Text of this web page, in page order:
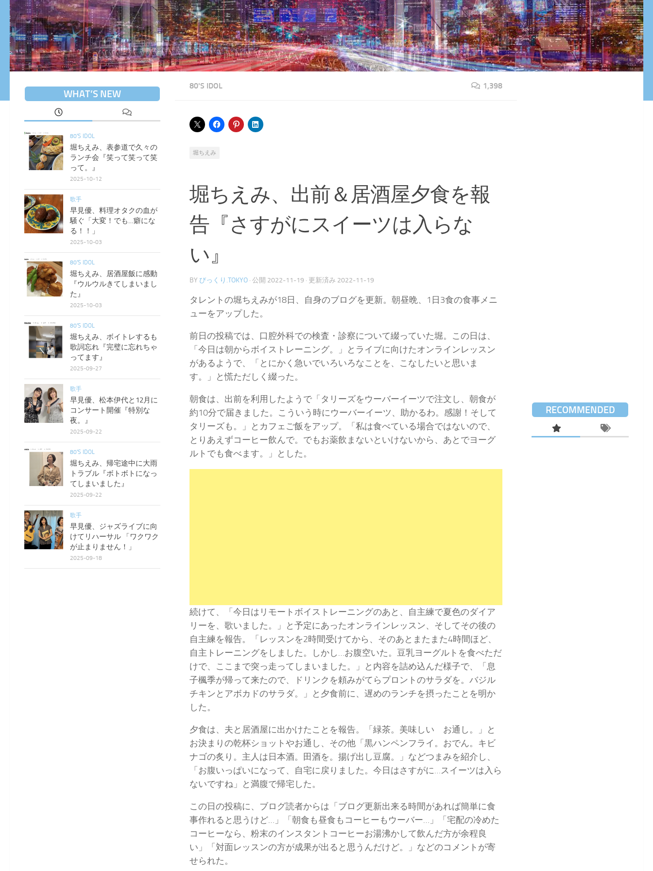
80'S IDOL 1,398
堀ちえみ
堀ちえみ、出前＆居酒屋夕食を報
告『さすがにスイーツは入らな
い』
BY びっくり.TOKYO · 公開 2022-11-19 · 更新済み 2022-11-19
タレントの堀ちえみが18日、自身のブログを更新。朝昼晩、1日3食の食事メニ
ューをアップした。
前日の投稿では、口腔外科での検査・診察について綴っていた堀。この日は、
「今日は朝からボイストレーニング。」とライブに向けたオンラインレッスン
があるようで、「とにかく急いでいろいろなことを、こなしたいと思いま
す。」と慌ただしく綴った。
朝食は、出前を利用したようで「タリーズをウーバーイーツで注文し、朝食が
約10分で届きました。こういう時にウーバーイーツ、助かるわ。感謝！そして
タリーズも。」とカフェご飯をアップ。「私は食べている場合ではないので、
とりあえずコーヒー飲んで。でもお薬飲まないといけないから、あとでヨーグ
ルトでも食べます。」とした。
続けて、「今日はリモートボイストレーニングのあと、自主練で夏色のダイア
リーを、歌いました。」と予定にあったオンラインレッスン、そしてその後の
自主練を報告。「レッスンを2時間受けてから、そのあとまたまた4時間ほど、
自主トレーニングをしました。しかし…お腹空いた。豆乳ヨーグルトを食べただ
けで、ここまで突っ走ってしまいました。」と内容を詰め込んだ様子で、「息
子楓季が帰って来たので、ドリンクを頼みがてらプロントのサラダを。バジル
チキンとアボカドのサラダ。」と夕食前に、遅めのランチを摂ったことを明か
した。
夕食は、夫と居酒屋に出かけたことを報告。「緑茶。美味しい お通し。」と
お決まりの乾杯ショットやお通し、その他「黒ハンペンフライ。おでん。キビ
ナゴの炙り。主人は日本酒。田酒を。揚げ出し豆腐。」などつまみを紹介し、
「お腹いっぱいになって、自宅に戻りました。今日はさすがに…スイーツは入ら
ないですね」と満腹で帰宅した。
この日の投稿に、ブログ読者からは「ブログ更新出来る時間があれば簡単に食
事作れると思うけど…」「朝食も昼食もコーヒーもウーバー…」「宅配の冷めた
コーヒーなら、粉末のインスタントコーヒーお湯沸かして飲んだ方が余程良
い」「対面レッスンの方が成果が出ると思うんだけど。」などのコメントが寄
せられた。
WHAT’S NEW
80'S IDOL
堀ちえみ、表参道で久々の
ランチ会『笑って笑って笑
って。』
2025-10-12
歌手
早見優、料理オタクの血が
騒ぐ「大変！でも…癖にな
る！！」
2025-10-03
80'S IDOL
堀ちえみ、居酒屋飯に感動
『ウルウルきてしまいまし
た』
2025-10-03
80'S IDOL
堀ちえみ、ボイトレするも
歌詞忘れ『完璧に忘れちゃ
ってます』
2025-09-27
歌手
早見優、松本伊代と12月に
コンサート開催『特別な
夜。』
2025-09-22
80'S IDOL
堀ちえみ、帰宅途中に大雨
トラブル『ボトボトになっ
てしまいました』
2025-09-22
歌手
早見優、ジャズライブに向
けてリハーサル 「ワクワク
が止まりません！」
2025-09-18
RECOMMENDED